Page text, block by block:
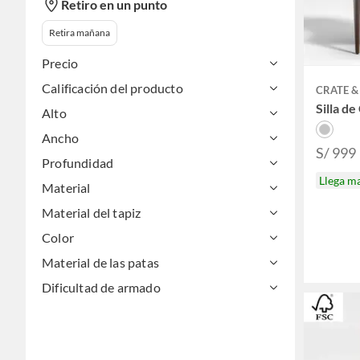
Retiro en un punto
Retira mañana
Precio
Calificación del producto
Alto
Ancho
Profundidad
Material
Material del tapiz
Color
Material de las patas
Dificultad de armado
CRATE
Silla
S/ 999
Llega